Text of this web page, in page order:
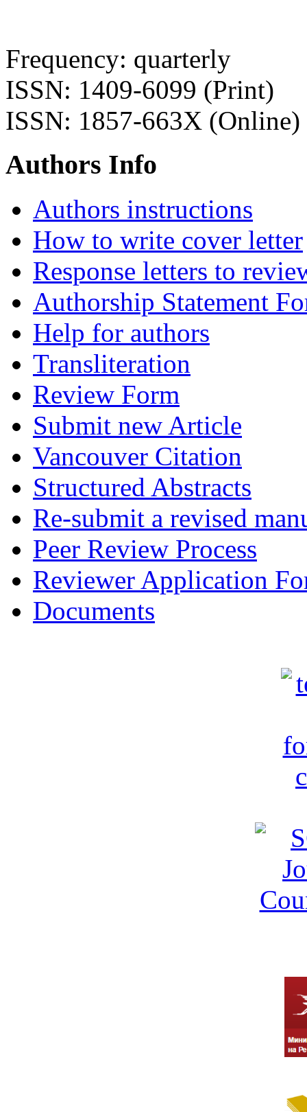
Frequency: quarterly
ISSN: 1409-6099 (Print)
ISSN: 1857-663X (Online)
Authors Info
Authors instructions
How to write cover letter
Response letters to
Authorship Statement
Help for authors
Transliteration
Review Form
Submit new Article
Vancouver Citation
Structured Abstracts
Re-submit a revised
Peer Review Process
Reviewer Application
Documents